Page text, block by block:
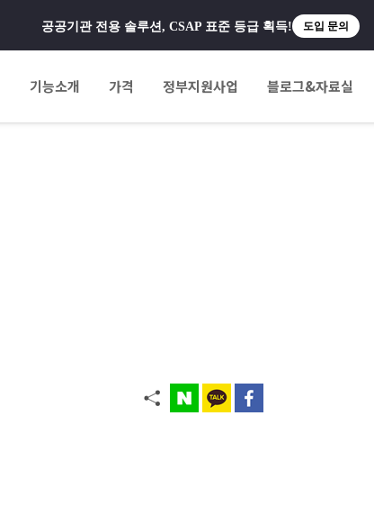
공공기관 전용 솔루션, CSAP 표준 등급 획득! 도입 문의
기능소개 가격 정부지원사업 블로그&자료실